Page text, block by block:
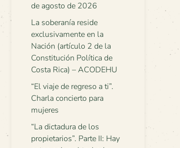
de agosto de 2026
La soberanía reside
exclusivamente en la
Nación (artículo 2 de la
Constitución Política de
Costa Rica) – ACODEHU
“El viaje de regreso a ti”.
Charla concierto para
mujeres
“La dictadura de los
propietarios”. Parte II: Hay